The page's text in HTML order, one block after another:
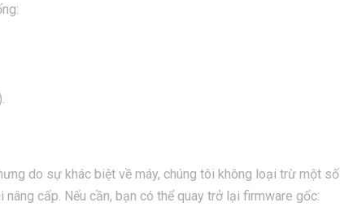
do sự khác biệt về máy, chúng tôi không loại trừ một
cấp. Nếu cần, bạn có thể quay trở lại firmware gốc: